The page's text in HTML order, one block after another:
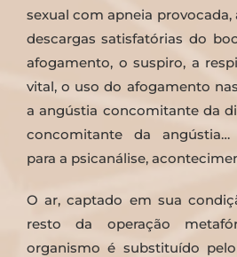
sexual com apneia provocada,
descargas satisfatórias do
afogamento, o suspiro, a
vital, o uso do afogamento
a angústia concomitante da
concomitante da
para a psicanálise,
O ar, captado em sua
resto da operação
organismo é substituído